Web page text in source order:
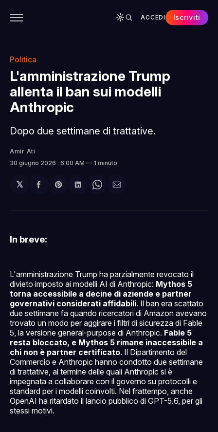
ACCEDI Iscriviti
Politica
L'amministrazione Trump
allenta il ban sui modelli
Anthropic
Dopo due settimane di trattative.
Amir Ati
30 giugno 2026 . 6:00 AM 1 minuto
𝕏
Condividi
Facebook
Share
Pinterest
Condividi
LinkedIn
Share
WhatsApp
Condividi
email
In breve:
L'amministrazione Trump ha parzialmente revocato il
divieto imposto ai modelli AI di Anthropic: Mythos 5
torna accessibile a decine di aziende e partner
governativi considerati affidabili. Il ban era scattato
due settimane fa quando ricercatori di Amazon avevano
trovato un modo per aggirare i filtri di sicurezza di Fable
5, la versione general-purpose di Anthropic. Fable 5
resta bloccato, e Mythos 5 rimane inaccessibile a
chi non è partner certificato. Il Dipartimento del
Commercio e Anthropic hanno condotto due settimane
di trattative, al termine delle quali Anthropic si è
impegnata a collaborare con il governo su protocolli e
standard per i modelli coinvolti. Nel frattempo, anche
OpenAI ha ritardato il lancio pubblico di GPT-5.6, per gli
stessi motivi.